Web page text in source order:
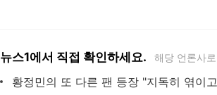
뉴스1에서 직접 확인하세요. 해당 언론사